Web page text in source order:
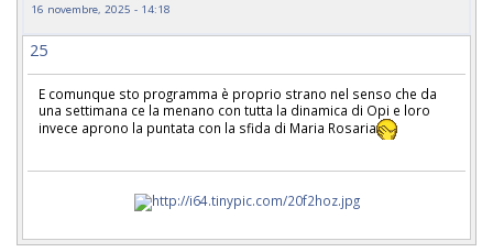
16 novembre, 2025 - 14:18
25
E comunque sto programma è proprio strano nel senso che da
una settimana ce la menano con tutta la dinamica di Opi e loro
invece aprono la puntata con la sfida di Maria Rosaria